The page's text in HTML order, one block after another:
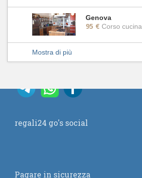
Genova
95 € Corso cucina
Mostra di più
regali24 go's social
Pagare in sicurezza